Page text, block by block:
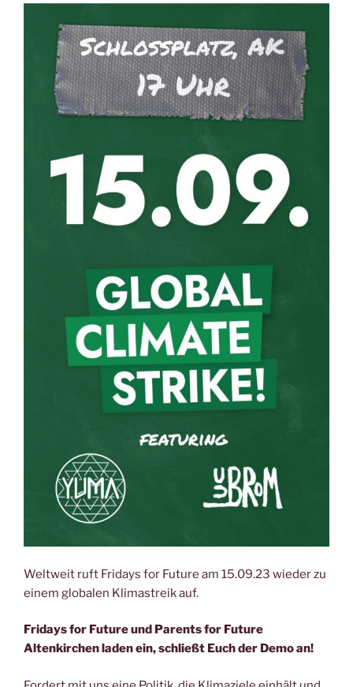
Weltweit ruft Fridays for Future am 15.09.23 wieder zu
einem globalen Klimastreik auf.
Fridays for Future und Parents for Future
Altenkirchen laden ein, schließt Euch der Demo an!